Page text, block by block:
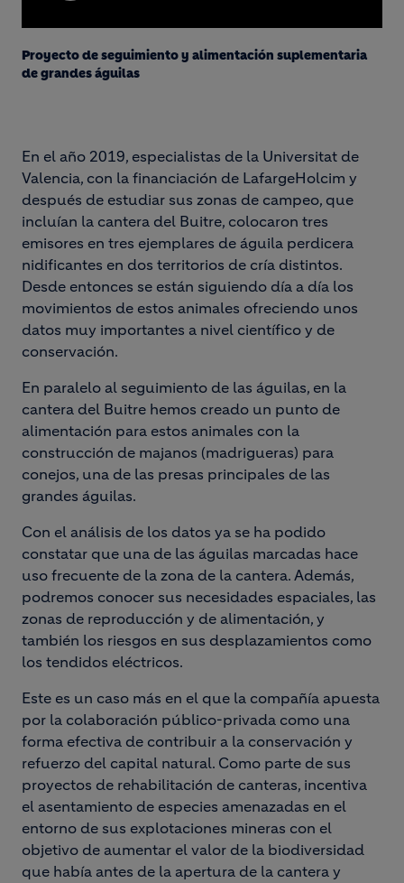
Proyecto de seguimiento y alimentación suplementaria
de grandes águilas
En el año 2019, especialistas de la Universitat de
Valencia, con la financiación de LafargeHolcim y
después de estudiar sus zonas de campeo, que
incluían la cantera del Buitre, colocaron tres
emisores en tres ejemplares de águila perdicera
nidificantes en dos territorios de cría distintos.
Desde entonces se están siguiendo día a día los
movimientos de estos animales ofreciendo unos
datos muy importantes a nivel científico y de
conservación.
En paralelo al seguimiento de las águilas, en la
cantera del Buitre hemos creado un punto de
alimentación para estos animales con la
construcción de majanos (madrigueras) para
conejos, una de las presas principales de las
grandes águilas.
Con el análisis de los datos ya se ha podido
constatar que una de las águilas marcadas hace
uso frecuente de la zona de la cantera. Además,
podremos conocer sus necesidades espaciales, las
zonas de reproducción y de alimentación, y
también los riesgos en sus desplazamientos como
los tendidos eléctricos.
Este es un caso más en el que la compañía apuesta
por la colaboración público-privada como una
forma efectiva de contribuir a la conservación y
refuerzo del capital natural. Como parte de sus
proyectos de rehabilitación de canteras, incentiva
el asentamiento de especies amenazadas en el
entorno de sus explotaciones mineras con el
objetivo de aumentar el valor de la biodiversidad
que había antes de la apertura de la cantera y